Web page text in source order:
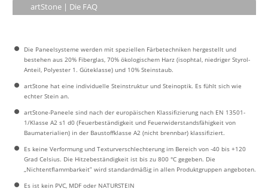
artStone | Die FAQ
Die Paneelsysteme werden mit speziellen Färbetechniken hergestellt und
bestehen aus 20% Fiberglas, 70% ökologischem Harz (isophtal, niedriger Styrol-
Anteil, Polyester 1. Güteklasse) und 10% Steinstaub.
artStone hat eine individuelle Steinstruktur und Steinoptik. Es fühlt sich wie
echter Stein an.
artStone-Paneele sind nach der europäischen Klassifizierung nach EN 13501-
1/Klasse A2 s1 d0 (Feuerbeständigkeit und Feuerwiderstandsfähigkeit von
Baumaterialien) in der Baustoffklasse A2 (nicht brennbar) klassifiziert.
Es keine Verformung und Texturverschlechterung im Bereich von -40 bis +120
Grad Celsius. Die Hitzebeständigkeit ist bis zu 800 °C gegeben. Die
„Nichtentflammbarkeit” wird standardmäßig in allen Produktgruppen angeboten.
Es ist kein PVC, MDF oder NATURSTEIN